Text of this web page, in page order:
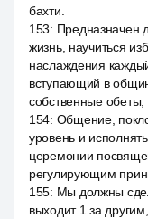
бахти.
153: Предназначен
жизнь, научиться
наслаждения
вступающий в
собственные
154: Общение,
уровень и
церемонии
регулирующим
155: Мы должны
выходит 1 за